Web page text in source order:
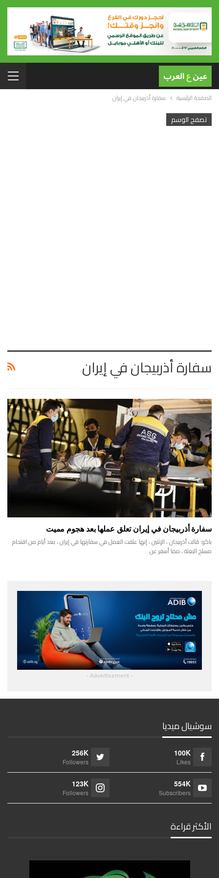
الصفحة الرئيسية سفارة أذربيجان في إيران
تصفح الوسم
سفارة أذربيجان في إيران
سفارة أذربيجان في إيران تعلق عملها بعد هجوم مميت
باكو: قالت أذربيجان ، الإثنين ، إنها علقت العمل في سفارتها في إيران ، بعد أيام من اقتحام
مسلح البعثة ، مما أسفر عن…
- Advertisement -
سوشيال ميديا
100K
Likes
256K
Followers
554K
Subscribers
123K
Followers
الأكثر قراءة